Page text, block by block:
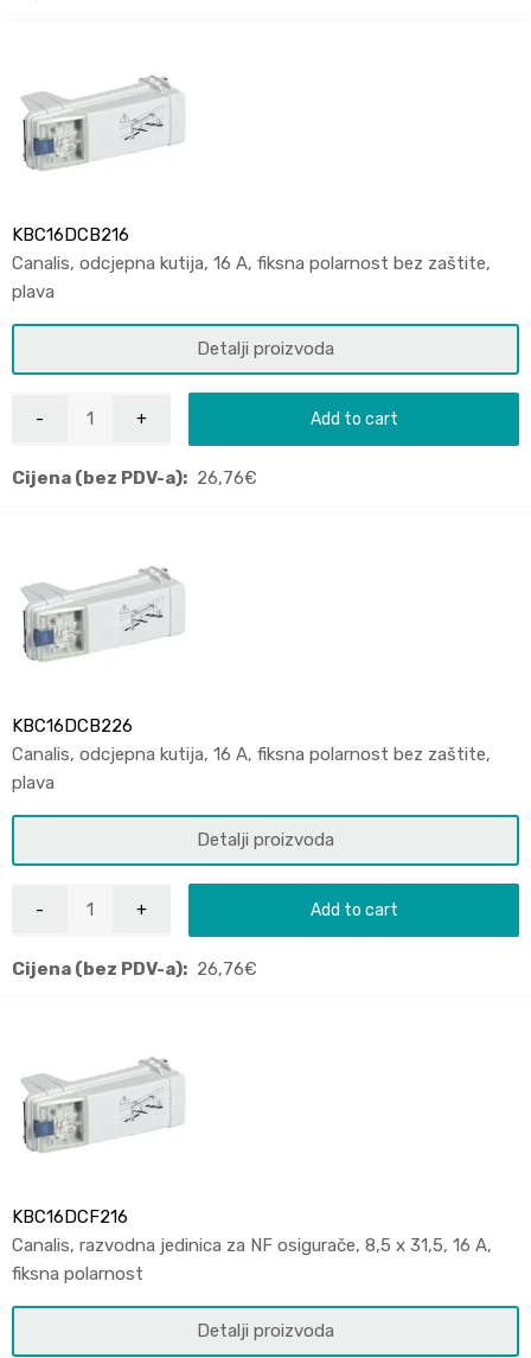
KBC16DCB216
Canalis, odcjepna kutija, 16 A, fiksna polarnost bez zaštite,
plava
Detalji proizvoda
Add to cart
Cijena (bez PDV-a): 26,76€
KBC16DCB226
Canalis, odcjepna kutija, 16 A, fiksna polarnost bez zaštite,
plava
Detalji proizvoda
Add to cart
Cijena (bez PDV-a): 26,76€
KBC16DCF216
Canalis, razvodna jedinica za NF osigurače, 8,5 x 31,5, 16 A,
fiksna polarnost
Detalji proizvoda